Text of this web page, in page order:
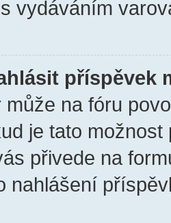
vydáváním
příspěvek
může na fóru
je tato
přivede na
nahlášení